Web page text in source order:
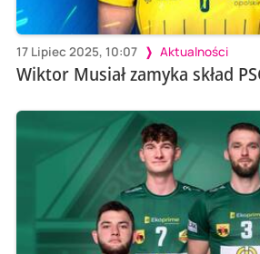
17 Lipiec 2025, 10:07 Aktualności
Wiktor Musiał zamyka skład